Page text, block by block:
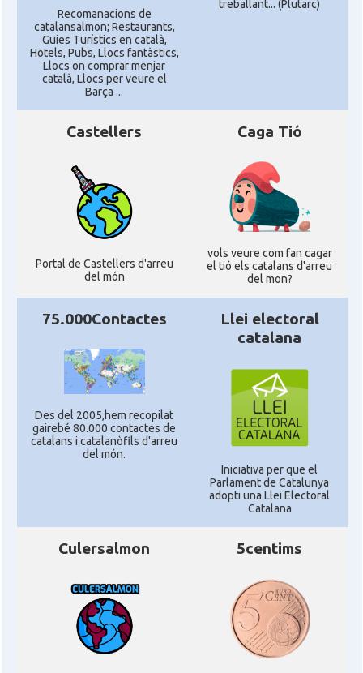
Recomanacions de
catalansalmon; Restaurants,
Guies Turístics en català,
Hotels, Pubs, Llocs fantàstics,
Llocs on comprar menjar
català, Llocs per veure el
Barça ...
treballant... (Plutarc)
Castellers
Portal de Castellers d'arreu
del món
Caga Tió
vols veure com fan cagar
el tió els catalans d'arreu
del mon?
75.000Contactes
Des del 2005,hem recopilat
gairebé 80.000 contactes de
catalans i catalanòfils d'arreu
del món.
Llei electoral
catalana
Iniciativa per que el
Parlament de Catalunya
adopti una Llei Electoral
Catalana
Culersalmon 5centims